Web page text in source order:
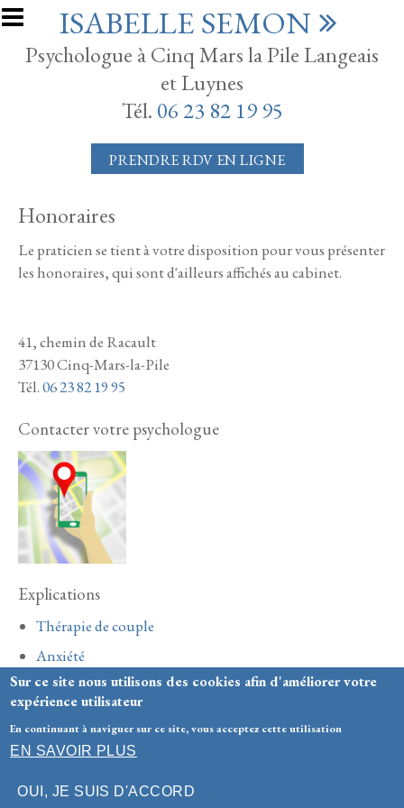
Aller au contenu principal
ISABELLE SEMON
Psychologue à Cinq Mars la Pile Langeais
et Luynes
Tél. 06 23 82 19 95
PRENDRE RDV EN LIGNE
Honoraires
Le praticien se tient à votre disposition pour vous présenter
les honoraires, qui sont d'ailleurs affichés au cabinet.
41, chemin de Racault
37130 Cinq-Mars-la-Pile
Tél.06 23 82 19 95
Contacter votre psychologue
Explications
Thérapie de couple
Anxiété
Adolescence
Honoraires- Mentions légales
Sur ce site nous utilisons des cookies afin d'améliorer votre
expérience utilisateur
En continuant à naviguer sur ce site, vous acceptez cette utilisation
EN SAVOIR PLUS
OUI, JE SUIS D'ACCORD